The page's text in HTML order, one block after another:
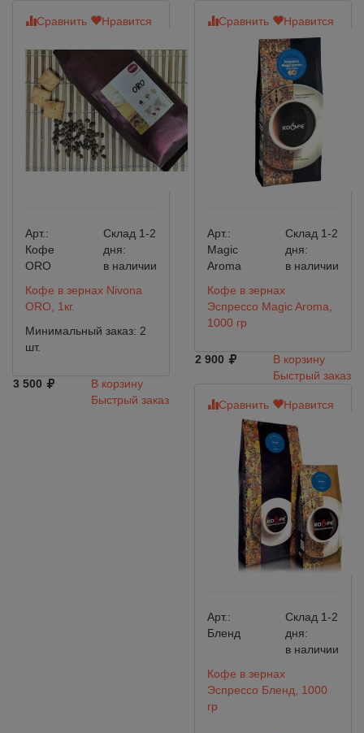
Сравнить Нравится
Арт.:
Кофе
ORO
Склад 1-2
дня:
в наличии
Кофе в зернах Nivona
ORO, 1кг.
Минимальный заказ: 2
шт.
3 500
В корзину
Быстрый заказ
Сравнить Нравится
Арт.:
Magic
Aroma
Склад 1-2
дня:
в наличии
Кофе в зернах
Эспрессо Magic Aroma,
1000 гр
2 900
В корзину
Быстрый заказ
Сравнить Нравится
Арт.:
Бленд
Склад 1-2
дня:
в наличии
Кофе в зернах
Эспрессо Бленд, 1000
гр